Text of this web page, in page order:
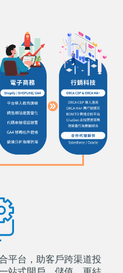
平台，助客戶跨渠道投